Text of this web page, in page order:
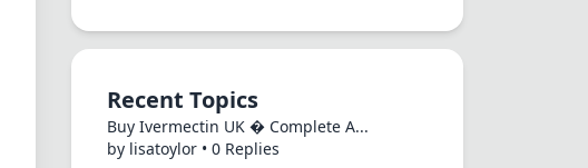
Recent Topics
Buy Ivermectin UK � Complete A...
by lisatoylor • 0 Replies